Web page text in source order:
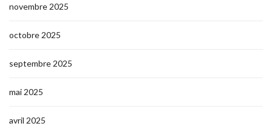
novembre 2025
octobre 2025
septembre 2025
mai 2025
avril 2025